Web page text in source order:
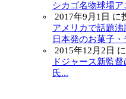
シカゴ名物球場ア
2017年9月1日 に
アメリカで話題沸
日本発のお菓子
2015年12月2日
ドジャース新監
氏...